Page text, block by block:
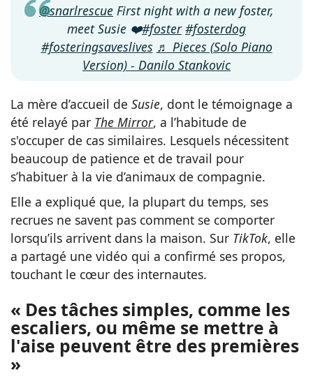
@snarlrescue First night with a new foster,
meet Susie ❤️#foster #fosterdog
#fosteringsaveslives ♬ Pieces (Solo Piano
Version) - Danilo Stankovic
La mère d’accueil de Susie, dont le témoignage a
été relayé par The Mirror, a l’habitude de
s'occuper de cas similaires. Lesquels nécessitent
beaucoup de patience et de travail pour
s’habituer à la vie d’animaux de compagnie.
Elle a expliqué que, la plupart du temps, ses
recrues ne savent pas comment se comporter
lorsqu’ils arrivent dans la maison. Sur TikTok, elle
a partagé une vidéo qui a confirmé ses propos,
touchant le cœur des internautes.
« Des tâches simples, comme les
escaliers, ou même se mettre à
l'aise peuvent être des premières
»